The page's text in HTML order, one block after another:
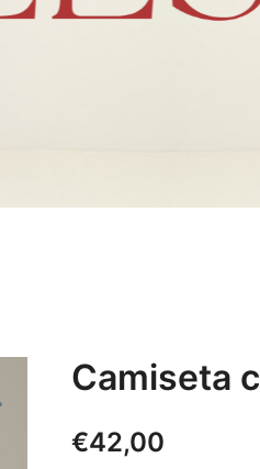
Camiseta
€42,00